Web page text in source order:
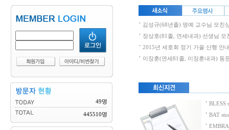
49명
445510명
김성규(68년졸) 명예 교수님 모친
장상호(81졸, 연세내과) 선생님 모
2015년 세호회 정기 가을 산행 안
이장훈(연세81졸, 이장훈내과) 동
BLESS
BAT